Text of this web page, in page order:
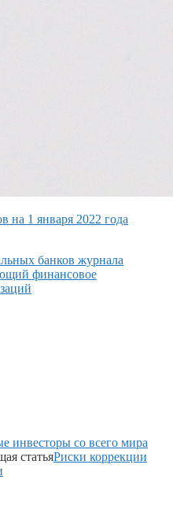
на 1 января 2022 года
банков журнала
финансовое
инвесторы со всего мира
статьяРиски коррекции